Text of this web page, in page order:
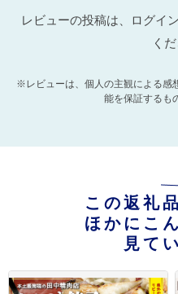
レビューの投稿は、ログイ
くだ
※レビューは、個人の主観による感
能を保証するも
この返礼
ほかにこ
見て